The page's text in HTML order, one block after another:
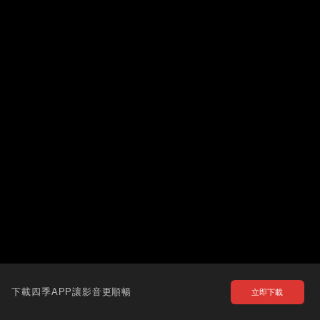
下載四季APP讓影音更順暢 立即下載